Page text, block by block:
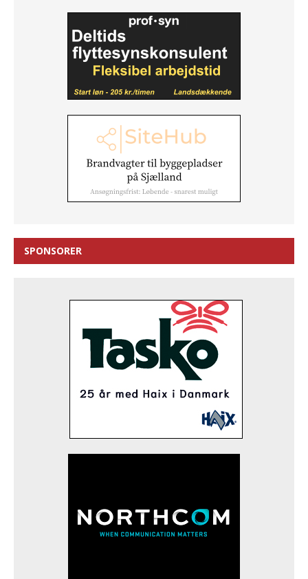
SPONSORER